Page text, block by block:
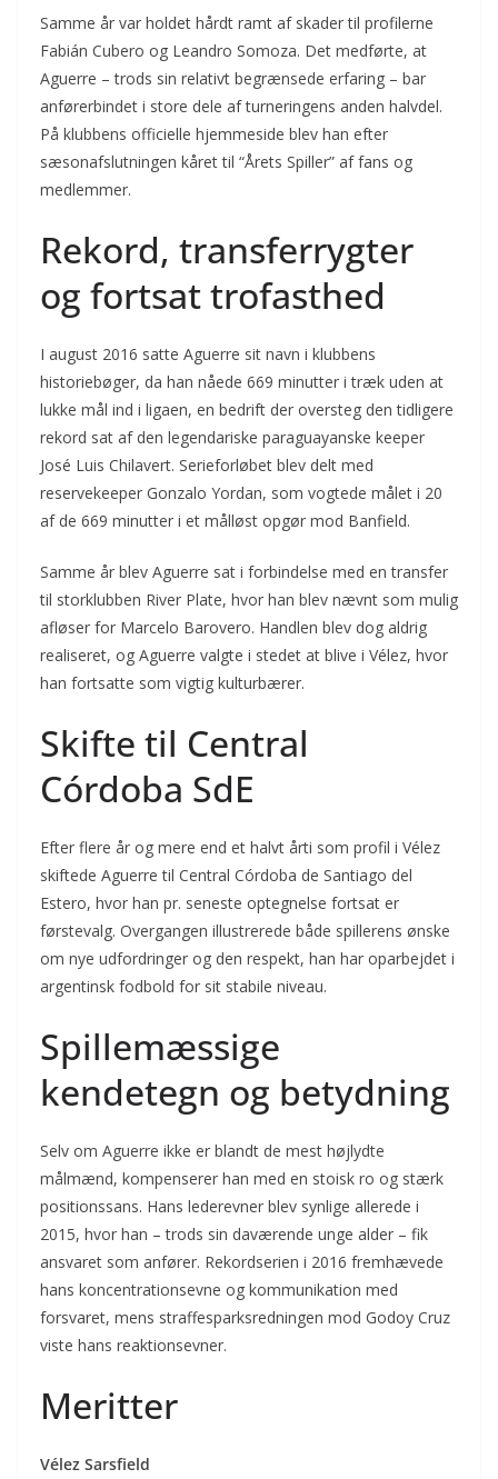
Samme år var holdet hårdt ramt af skader til profilerne
Fabián Cubero og Leandro Somoza. Det medførte, at
Aguerre – trods sin relativt begrænsede erfaring – bar
anførerbindet i store dele af turneringens anden halvdel.
På klubbens officielle hjemmeside blev han efter
sæsonafslutningen kåret til “Årets Spiller” af fans og
medlemmer.
Rekord, transferrygter
og fortsat trofasthed
I august 2016 satte Aguerre sit navn i klubbens
historiebøger, da han nåede 669 minutter i træk uden at
lukke mål ind i ligaen, en bedrift der oversteg den tidligere
rekord sat af den legendariske paraguayanske keeper
José Luis Chilavert. Serieforløbet blev delt med
reservekeeper Gonzalo Yordan, som vogtede målet i 20
af de 669 minutter i et målløst opgør mod Banfield.
Samme år blev Aguerre sat i forbindelse med en transfer
til storklubben River Plate, hvor han blev nævnt som mulig
afløser for Marcelo Barovero. Handlen blev dog aldrig
realiseret, og Aguerre valgte i stedet at blive i Vélez, hvor
han fortsatte som vigtig kulturbærer.
Skifte til Central
Córdoba SdE
Efter flere år og mere end et halvt årti som profil i Vélez
skiftede Aguerre til Central Córdoba de Santiago del
Estero, hvor han pr. seneste optegnelse fortsat er
førstevalg. Overgangen illustrerede både spillerens ønske
om nye udfordringer og den respekt, han har oparbejdet i
argentinsk fodbold for sit stabile niveau.
Spillemæssige
kendetegn og betydning
Selv om Aguerre ikke er blandt de mest højlydte
målmænd, kompenserer han med en stoisk ro og stærk
positionssans. Hans lederevner blev synlige allerede i
2015, hvor han – trods sin daværende unge alder – fik
ansvaret som anfører. Rekordserien i 2016 fremhævede
hans koncentrationsevne og kommunikation med
forsvaret, mens straffesparksredningen mod Godoy Cruz
viste hans reaktionsevner.
Meritter
Vélez Sarsfield